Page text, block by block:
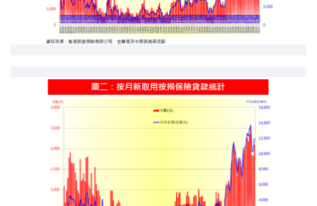
供款年期計算
按揭全面睇